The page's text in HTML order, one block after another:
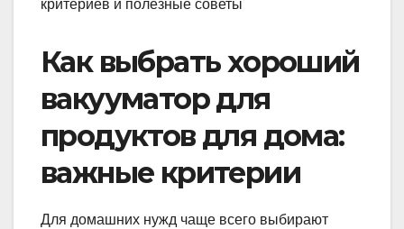
Как выбрать хороший
вакууматор для
продуктов для дома:
важные критерии
Для домашних нужд чаще всего выбирают